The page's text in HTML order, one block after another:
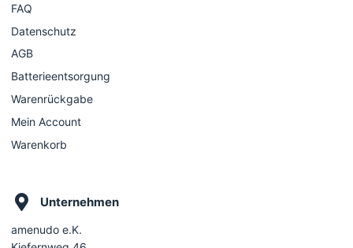
FAQ
Datenschutz
AGB
Batterieentsorgung
Warenrückgabe
Mein Account
Warenkorb
Unternehmen
amenudo e.K.